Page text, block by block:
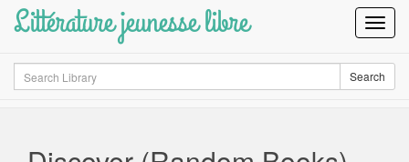
Littérature jeunesse libre
Search Search